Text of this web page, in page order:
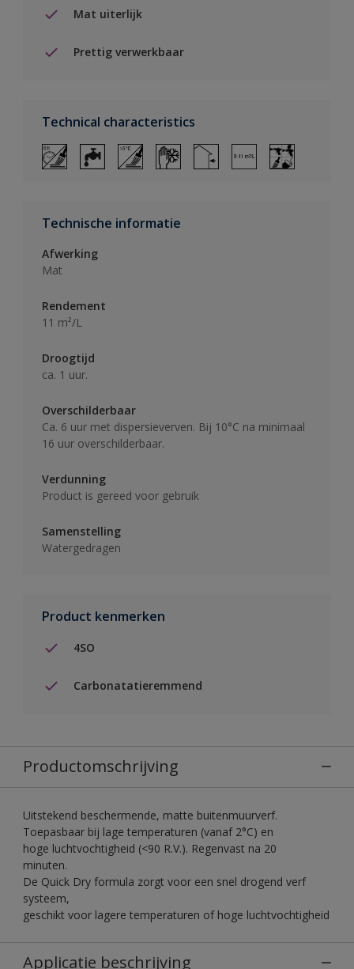
Mat uiterlijk
Prettig verwerkbaar
Technical characteristics
Technische informatie
Afwerking
Mat
Rendement
11 m²/L
Droogtijd
ca. 1 uur.
Overschilderbaar
Ca. 6 uur met dispersieverven. Bij 10°C na minimaal
16 uur overschilderbaar.
Verdunning
Product is gereed voor gebruik
Samenstelling
Watergedragen
Product kenmerken
4SO
Carbonatatieremmend
Productomschrijving
Uitstekend beschermende, matte buitenmuurverf.
Toepasbaar bij lage temperaturen (vanaf 2°C) en
hoge luchtvochtigheid (<90 R.V.). Regenvast na 20
minuten.
De Quick Dry formula zorgt voor een snel drogend verf
systeem,
geschikt voor lagere temperaturen of hoge luchtvochtigheid
Applicatie beschrijving